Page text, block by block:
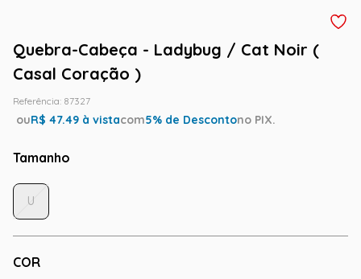
Quebra-Cabeça - Ladybug / Cat Noir (
Casal Coração )
Referência: 87327
ouR$ 47.49 à vistacom5% de Descontono PIX.
Tamanho
COR
U